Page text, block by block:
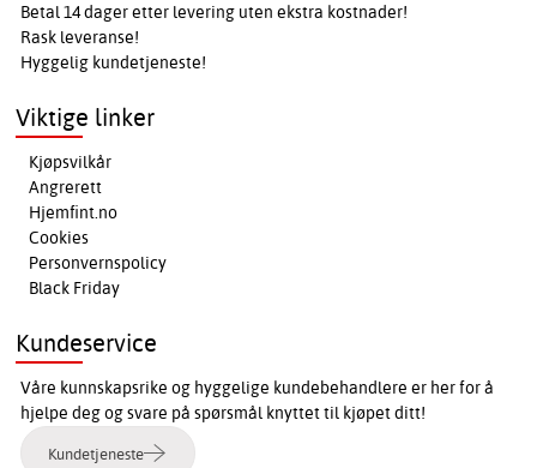
Betal 14 dager etter levering uten ekstra kostnader!
Rask leveranse!
Hyggelig kundetjeneste!
Viktige linker
Kjøpsvilkår
Angrerett
Hjemfint.no
Cookies
Personvernspolicy
Black Friday
Kundeservice
Våre kunnskapsrike og hyggelige kundebehandlere er her for å
hjelpe deg og svare på spørsmål knyttet til kjøpet ditt!
Kundetjeneste